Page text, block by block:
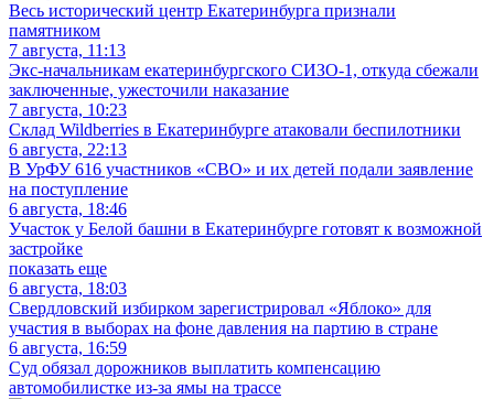
Весь исторический центр Екатеринбурга признали
памятником
7 августа, 11:13
Экс-начальникам екатеринбургского СИЗО-1, откуда сбежали
заключенные, ужесточили наказание
7 августа, 10:23
Склад Wildberries в Екатеринбурге атаковали беспилотники
6 августа, 22:13
В УрФУ 616 участников «СВО» и их детей подали заявление
на поступление
6 августа, 18:46
Участок у Белой башни в Екатеринбурге готовят к возможной
застройке
показать еще
6 августа, 18:03
Свердловский избирком зарегистрировал «Яблоко» для
участия в выборах на фоне давления на партию в стране
6 августа, 16:59
Суд обязал дорожников выплатить компенсацию
автомобилистке из-за ямы на трассе